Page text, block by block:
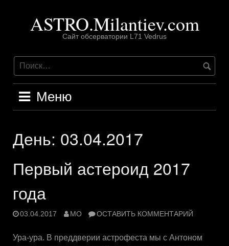
содержимомуASTRO.Milantiev.com
Сайт обсерватории L71 Vedrus
Меню
День: 03.04.2017
Первый астероид 2017
года
03.04.2017 MO ОСТАВИТЬ КОММЕНТАРИЙ
Ура-ура. В преддверии астрофеста мы с Антоном